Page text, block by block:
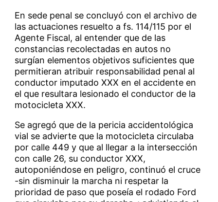
En sede penal se concluyó con el archivo de
las actuaciones resuelto a fs. 114/115 por el
Agente Fiscal, al entender que de las
constancias recolectadas en autos no
surgían elementos objetivos suficientes que
permitieran atribuir responsabilidad penal al
conductor imputado XXX en el accidente en
el que resultara lesionado el conductor de la
motocicleta XXX.
Se agregó que de la pericia accidentológica
vial se advierte que la motocicleta circulaba
por calle 449 y que al llegar a la intersección
con calle 26, su conductor XXX,
autoponiéndose en peligro, continuó el cruce
-sin disminuir la marcha ni respetar la
prioridad de paso que poseía el rodado Ford